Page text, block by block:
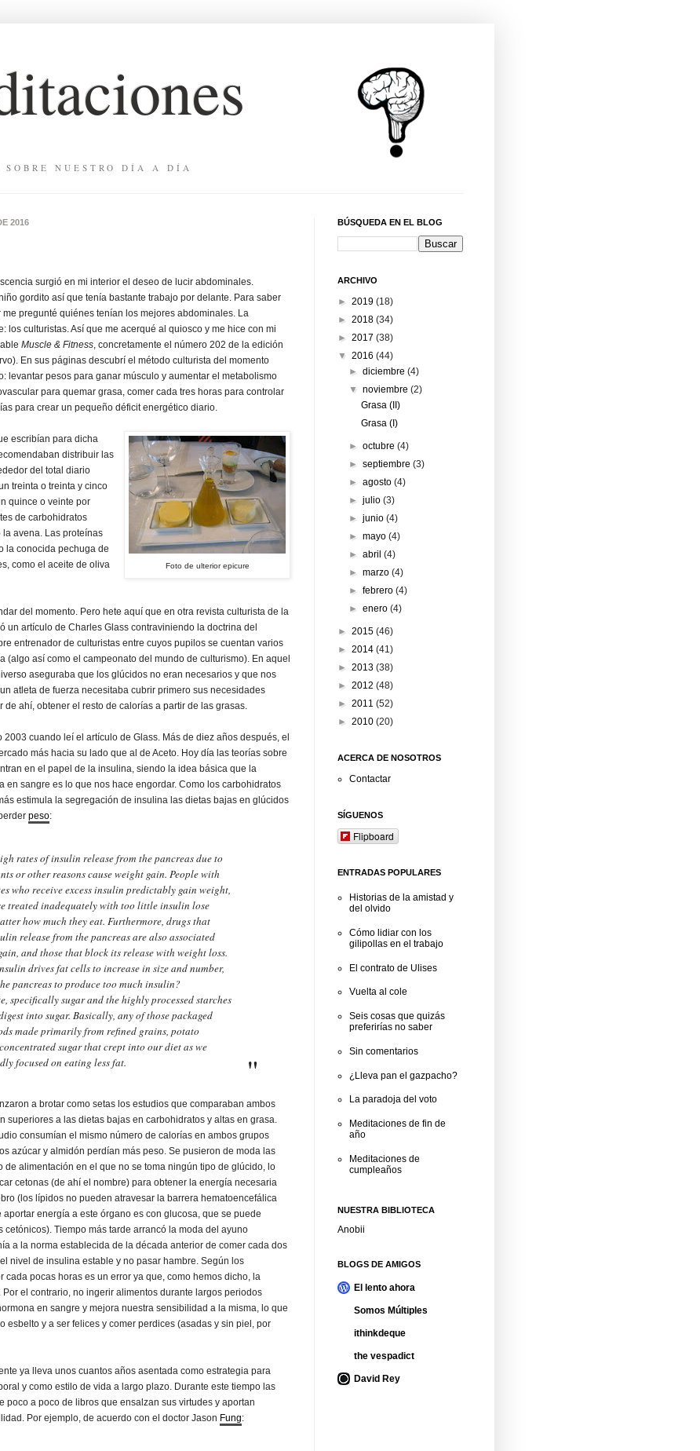
SOBRE NUESTRO DÍA A DÍA
2016
surgió en mi interior el deseo de lucir abdominales.
gordito así que tenía bastante trabajo por delante. Para saber
pregunté quiénes tenían los mejores abdominales. La
los culturistas. Así que me acerqué al quiosco y me hice con mi
Muscle & Fitness, concretamente el número 202 de la edición
En sus páginas descubrí el método culturista del momento
levantar pesos para ganar músculo y aumentar el metabolismo
para quemar grasa, comer cada tres horas para controlar
para crear un pequeño déficit energético diario.
Foto de ulterior epicure
escribían para dicha
distribuir las
del total diario
treinta o treinta y cinco
quince o veinte por
de carbohidratos
avena. Las proteínas
la conocida pechuga de
como el aceite de oliva
del momento. Pero hete aquí que en otra revista culturista de la
un artículo de Charles Glass contraviniendo la doctrina del
entrenador de culturistas entre cuyos pupilos se cuentan varios
(algo así como el campeonato del mundo de culturismo). En aquel
aseguraba que los glúcidos no eran necesarios y que nos
atleta de fuerza necesitaba cubrir primero sus necesidades
de ahí, obtener el resto de calorías a partir de las grasas.
2003 cuando leí el artículo de Glass. Más de diez años después, el
más hacia su lado que al de Aceto. Hoy día las teorías sobre
en el papel de la insulina, siendo la idea básica que la
en sangre es lo que nos hace engordar. Como los carbohidratos
estimula la segregación de insulina las dietas bajas en glúcidos
peso:
rates of insulin release from the pancreas due to
or other reasons cause weight gain. People with
who receive excess insulin predictably gain weight,
treated inadequately with too little insulin lose
how much they eat. Furthermore, drugs that
release from the pancreas are also associated
and those that block its release with weight loss.
drives fat cells to increase in size and number,
pancreas to produce too much insulin?
specifically sugar and the highly processed starches
into sugar. Basically, any of those packaged
made primarily from refined grains, potato
sugar that crept into our diet as we
focused on eating less fat.
a brotar como setas los estudios que comparaban ambos
superiores a las dietas bajas en carbohidratos y altas en grasa.
consumían el mismo número de calorías en ambos grupos
azúcar y almidón perdían más peso. Se pusieron de moda las
de alimentación en el que no se toma ningún tipo de glúcido, lo
cetonas (de ahí el nombre) para obtener la energía necesaria
(los lípidos no pueden atravesar la barrera hematoencefálica
energía a este órgano es con glucosa, que se puede
cetónicos). Tiempo más tarde arrancó la moda del ayuno
a la norma establecida de la década anterior de comer cada dos
nivel de insulina estable y no pasar hambre. Según los
cada pocas horas es un error ya que, como hemos dicho, la
el contrario, no ingerir alimentos durante largos periodos
en sangre y mejora nuestra sensibilidad a la misma, lo que
esbelto y a ser felices y comer perdices (asadas y sin piel, por
ya lleva unos cuantos años asentada como estrategia para
y como estilo de vida a largo plazo. Durante este tiempo las
poco a poco de libros que ensalzan sus virtudes y aportan
Por ejemplo, de acuerdo con el doctor Jason Fung:
BÚSQUEDA EN EL BLOG
ARCHIVO
► 2019 (18)
► 2018 (34)
► 2017 (38)
▼ 2016 (44)
►diciembre(4)
▼noviembre(2)
Grasa (II)
Grasa (I)
►octubre(4)
►septiembre(3)
►agosto(4)
►julio(3)
►junio(4)
►mayo(4)
►abril(4)
►marzo(4)
►febrero(4)
►enero(4)
► 2015 (46)
► 2014 (41)
► 2013 (38)
► 2012 (48)
► 2011 (52)
► 2010 (20)
ACERCA DE NOSOTROS
Contactar
SÍGUENOS
Flipboard
ENTRADAS POPULARES
Historias de la amistad y
del olvido
Cómo lidiar con los
gilipollas en el trabajo
El contrato de Ulises
Vuelta al cole
Seis cosas que quizás
preferirías no saber
Sin comentarios
¿Lleva pan el gazpacho?
La paradoja del voto
Meditaciones de fin de
año
Meditaciones de
cumpleaños
NUESTRA BIBLIOTECA
Anobii
BLOGS DE AMIGOS
El lento ahora
Somos Múltiples
ithinkdeque
the vespadict
David Rey